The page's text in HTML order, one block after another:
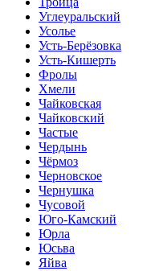
Углеуральский
Усолье
Усть-Берёзовка
Усть-Кишерть
Фролы
Хмели
Чайковская
Чайковский
Частые
Чердынь
Чёрмоз
Черновское
Чернушка
Чусовой
Юго-Камский
Юрла
Юсьва
Яйва